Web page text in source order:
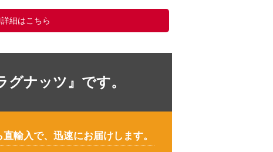
詳細はこちら
ナッツ』です。
輸入で、迅速にお届けします。